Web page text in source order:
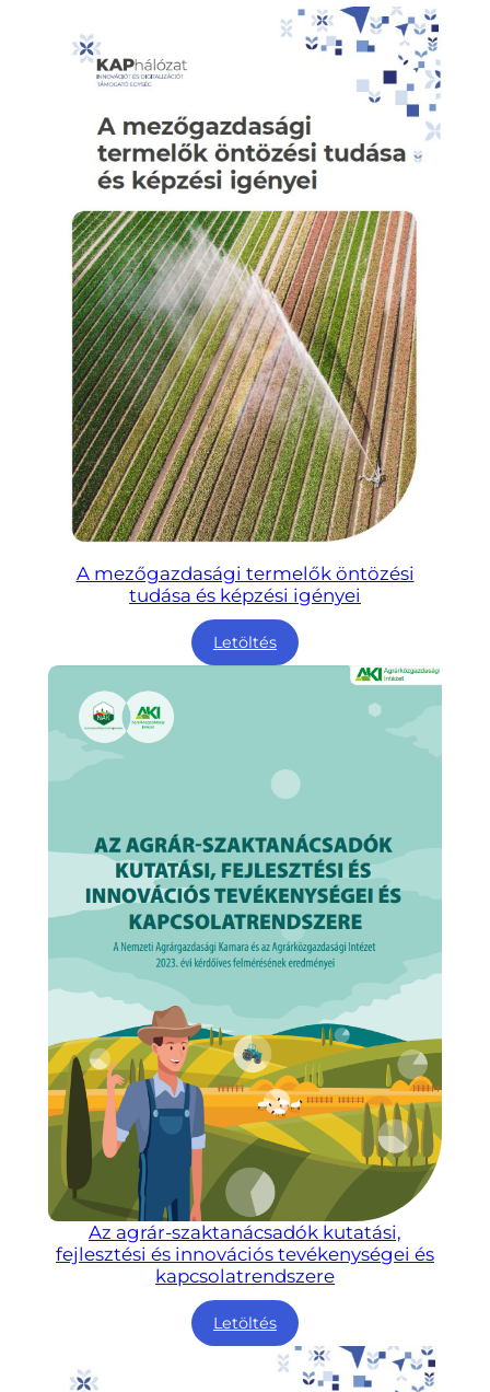
A mezőgazdasági termelők öntözési
tudása és képzési igényei
Letöltés
Az agrár-szaktanácsadók kutatási,
fejlesztési és innovációs tevékenységei és
kapcsolatrendszere
Letöltés